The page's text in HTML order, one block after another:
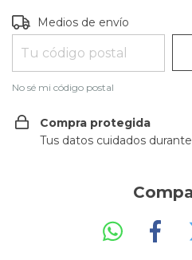
Entregas para el CP:
Medios de envío
No sé mi código postal
Compra protegida
Tus datos cuidados